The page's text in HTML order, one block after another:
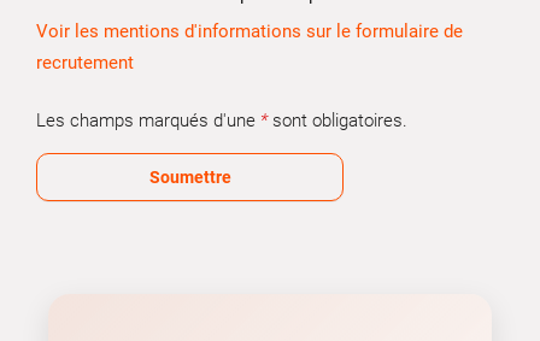
Voir les mentions d'informations sur le formulaire de
recrutement
Les champs marqués d'une *sont obligatoires.
Soumettre